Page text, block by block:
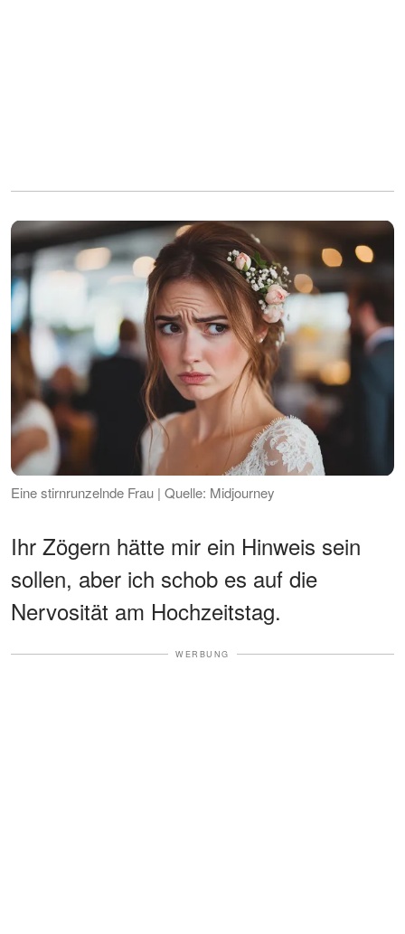
Eine stirnrunzelnde Frau | Quelle: Midjourney
Ihr Zögern hätte mir ein Hinweis sein
sollen, aber ich schob es auf die
Nervosität am Hochzeitstag.
WERBUNG